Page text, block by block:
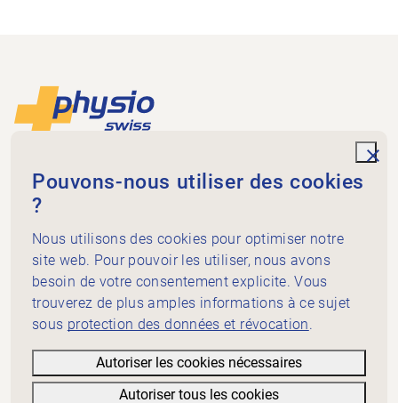
Footer
Physioswiss
Dammweg 3
3013 Bern
+41 58 255 36 00
info@physioswiss.ch
Médias sociaux
Important
Connaissances
Prestations
A propos de Physioswiss
Pouvons-nous utiliser des cookies
?
Nous utilisons des cookies pour optimiser notre
site web. Pour pouvoir les utiliser, nous avons
besoin de votre consentement explicite. Vous
trouverez de plus amples informations à ce sujet
sous protection des données et révocation.
Autoriser les cookies nécessaires
Autoriser tous les cookies